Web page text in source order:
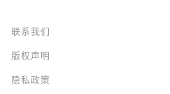
联系我们
版权声明
隐私政策